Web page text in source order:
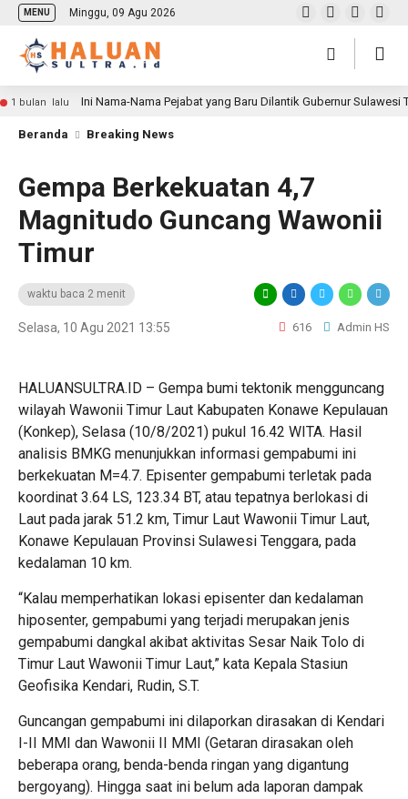
MENU Minggu, 09 Agu 2026
1 bulan lalu Ini Nama-Nama Pejabat yang Baru Dilantik Gubernur Sulawesi
Beranda Breaking News
Gempa Berkekuatan 4,7
Magnitudo Guncang Wawonii
Timur
waktu baca 2 menit
Selasa, 10 Agu 2021 13:55 616 Admin HS
HALUANSULTRA.ID – Gempa bumi tektonik mengguncang
wilayah Wawonii Timur Laut Kabupaten Konawe Kepulauan
(Konkep), Selasa (10/8/2021) pukul 16.42 WITA. Hasil
analisis BMKG menunjukkan informasi gempabumi ini
berkekuatan M=4.7. Episenter gempabumi terletak pada
koordinat 3.64 LS, 123.34 BT, atau tepatnya berlokasi di
Laut pada jarak 51.2 km, Timur Laut Wawonii Timur Laut,
Konawe Kepulauan Provinsi Sulawesi Tenggara, pada
kedalaman 10 km.
“Kalau memperhatikan lokasi episenter dan kedalaman
hiposenter, gempabumi yang terjadi merupakan jenis
gempabumi dangkal akibat aktivitas Sesar Naik Tolo di
Timur Laut Wawonii Timur Laut,” kata Kepala Stasiun
Geofisika Kendari, Rudin, S.T.
Guncangan gempabumi ini dilaporkan dirasakan di Kendari
I-II MMI dan Wawonii II MMI (Getaran dirasakan oleh
beberapa orang, benda-benda ringan yang digantung
bergoyang). Hingga saat ini belum ada laporan dampak